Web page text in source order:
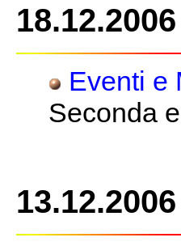
18.12.2006
Eventi e
Seconda
13.12.2006